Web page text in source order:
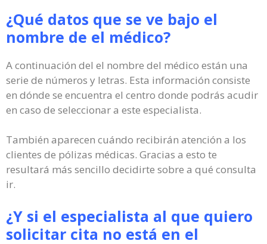
¿Qué datos que se ve bajo el
nombre de el médico?
A continuación del el nombre del médico están una
serie de números y letras. Esta información consiste
en dónde se encuentra el centro donde podrás acudir
en caso de seleccionar a este especialista.
También aparecen cuándo recibirán atención a los
clientes de pólizas médicas. Gracias a esto te
resultará más sencillo decidirte sobre a qué consulta
ir.
¿Y si el especialista al que quiero
solicitar cita no está en el